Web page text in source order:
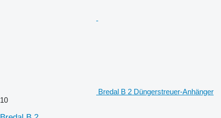
Bredal B 2 Düngerstreuer-Anhänger
10